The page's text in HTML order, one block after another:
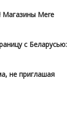
Магазины Mere
с Беларусью:
не приглашая